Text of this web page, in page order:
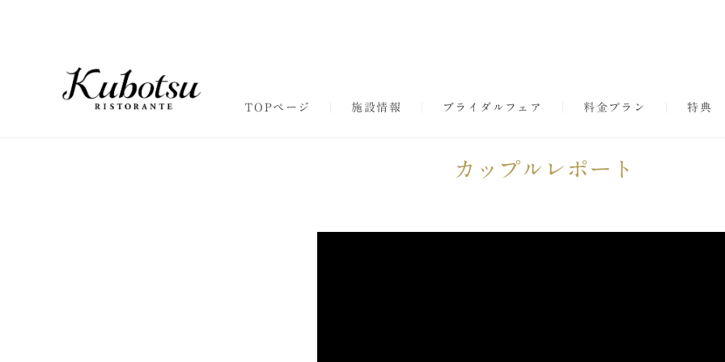
TOPページ 施設情報 ブライダルフェア 料金プラン 特典
カップルレポート